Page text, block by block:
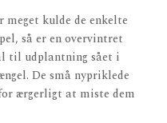
kulde de enkelte
så er en overvintret
til udplantning sået i
De små nypriklede
ærgerligt at miste dem